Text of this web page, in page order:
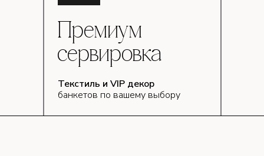
Премиум
сервировка
Текстиль и VIP декор
банкетов по вашему выбору